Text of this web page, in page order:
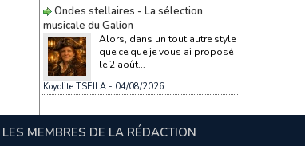
Ondes stellaires - La sélection
musicale du Galion
Alors, dans un tout autre style
que ce que je vous ai proposé
le 2 août...
Koyolite TSEILA- 04/08/2026
MEMBRES DE LA RÉDACTION